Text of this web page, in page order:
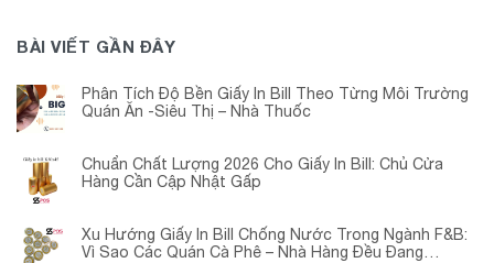
BÀI VIẾT GẦN ĐÂY
Phân Tích Độ Bền Giấy In Bill Theo Từng Môi Trường
Quán Ăn -Siêu Thị – Nhà Thuốc
Chuẩn Chất Lượng 2026 Cho Giấy In Bill: Chủ Cửa
Hàng Cần Cập Nhật Gấp
Xu Hướng Giấy In Bill Chống Nước Trong Ngành F&B:
Vì Sao Các Quán Cà Phê – Nhà Hàng Đều Đang